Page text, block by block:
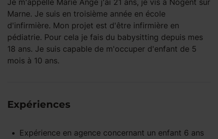
Je m'appelle Marie Ange j'ai 21 ans, je vis à Nogent sur
Marne. Je suis en troisième année en école
d'infirmière. Mon projet est d'être infirmière en
pédiatrie. Pour cela je fais du babysitting depuis mes
18 ans. Je suis capable de m'occuper d'enfant de 5
mois à 10 ans.
Expériences
Expérience en agence concernant un enfant 6 ans